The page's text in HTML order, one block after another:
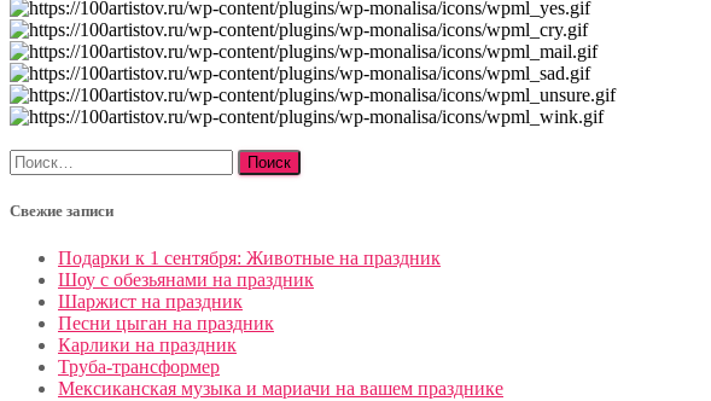
Найти:
Свежие записи
Подарки к 1 сентября: Животные на праздник
Шоу с обезьянами на праздник
Шаржист на праздник
Песни цыган на праздник
Карлики на праздник
Труба-трансформер
Мексиканская музыка и мариачи на вашем празднике